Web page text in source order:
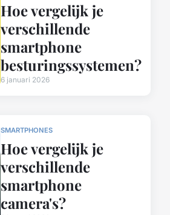
Hoe vergelijk je
verschillende
smartphone
besturingssystemen?
6 januari 2026
SMARTPHONES
Hoe vergelijk je
verschillende
smartphone
camera's?